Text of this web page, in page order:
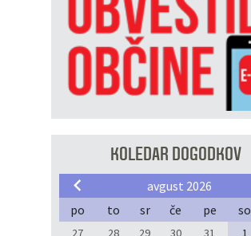
KOLEDAR DOGODKOV
avgust 2026
po
to sr če pe so
27 28 29 30 31 1